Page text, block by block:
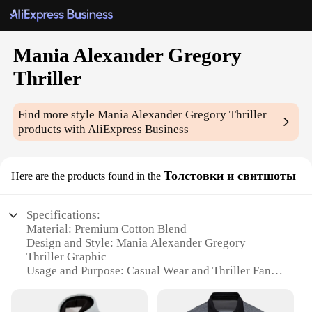
Mania Alexander Gregory
Thriller
Find more styleMania Alexander Gregory Thriller
products with AliExpress Business
Here are the products found in the Толстовки и свитшоты
Specifications:
Material: Premium Cotton Blend
Design and Style: Mania Alexander Gregory
Thriller Graphic
Usage and Purpose: Casual Wear and Thriller Fan
Type and Category: Long Sleeve T-Shirts and